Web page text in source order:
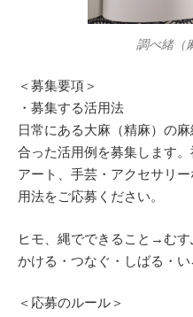
調べ緒（
＜募集要項＞
・募集する活用法
日常にある大麻（精麻）の
合った活用例を募集します
アート、手芸・アクセサリ
用法をご応募ください。
ヒモ、縄でできること→むす
かける・つなぐ・しばる・い
＜応募のルール＞